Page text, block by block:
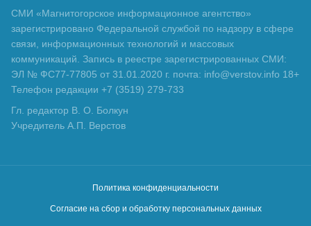
СМИ «Магнитогорское информационное агентство»
зарегистрировано Федеральной службой по надзору в сфере
связи, информационных технологий и массовых
коммуникаций. Запись в реестре зарегистрированных СМИ:
ЭЛ № ФС77-77805 от 31.01.2020 г. почта: info@verstov.info 18+
Телефон редакции +7 (3519) 279-733
Гл. редактор В. О. Болкун
Учредитель А.П. Верстов
Политика конфиденциальности
Согласие на сбор и обработку персональных данных